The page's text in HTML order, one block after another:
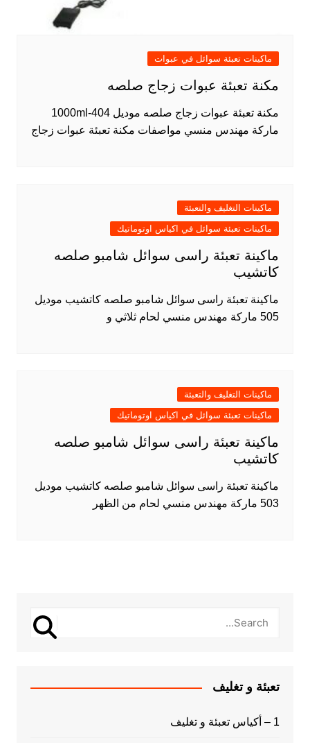
ماكينات تعبئة سوائل في عبوات
مكنة تعبئة عبوات زجاج صلصه
مكنة تعبئة عبوات زجاج صلصه موديل 404-1000ml
ماركة مهندس منسي مواصفات مكنة تعبئة عبوات زجاج
ماكينات التغليف والتعبئة
ماكينات تعبئة سوائل في اكياس اوتوماتيك
ماكينة تعبئة راسى سوائل شامبو صلصه
كاتشيب
ماكينة تعبئة راسى سوائل شامبو صلصه كاتشيب موديل
505 ماركة مهندس منسي لحام ثلاثي و
ماكينات التغليف والتعبئة
ماكينات تعبئة سوائل في اكياس اوتوماتيك
ماكينة تعبئة راسى سوائل شامبو صلصه
كاتشيب
ماكينة تعبئة راسى سوائل شامبو صلصه كاتشيب موديل
503 ماركة مهندس منسي لحام من الظهر
تعبئة و تغليف
1 – أكياس تعبئة و تغليف